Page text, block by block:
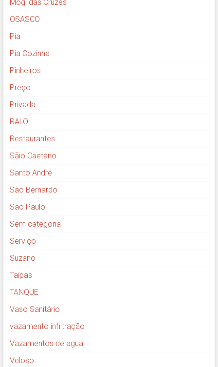
Mogi das Cruzes
OSASCO
Pia
Pia Cozinha
Pinheiros
Preço
Privada
RALO
Restaurantes
Sãio Caetano
Santo André
São Bernardo
São Paulo
Sem categoria
Serviço
Suzano
Taipas
TANQUE
Vaso Sanitário
vazamento infiltração
Vazamentos de agua
Veloso